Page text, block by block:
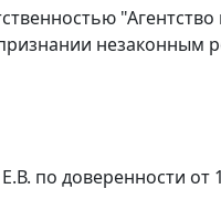
незаконным
по доверенности